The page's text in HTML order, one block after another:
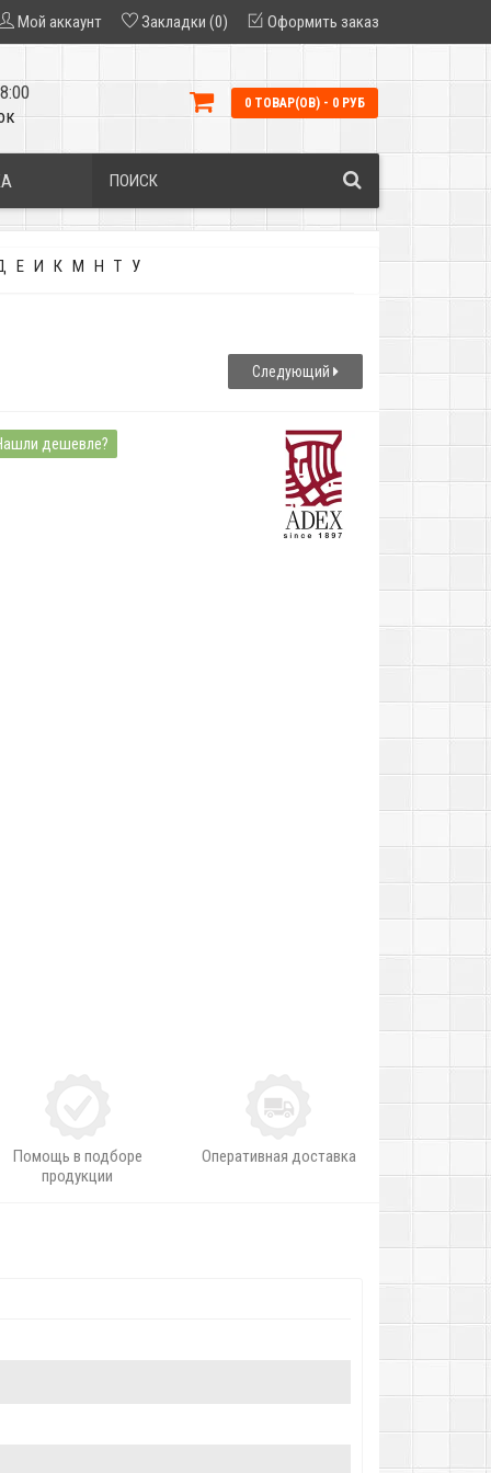
Мой аккаунт Закладки (0) Оформить заказ
0 ТОВАР(ОВ) - 0 РУБ
Е И К М Н Т У
Следующий
дешевле?
Помощь в подборе
продукции
Оперативная доставка